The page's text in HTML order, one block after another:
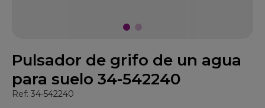
Pulsador de grifo de un agua
para suelo 34-542240
Ref: 34-542240